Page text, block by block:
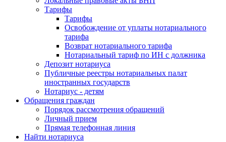
Тарифы
Тарифы
Освобождение от уплаты нотариального
тарифа
Возврат нотариального тарифа
Нотариальный тариф по ИН с должника
Депозит нотариуса
Публичные реестры нотариальных палат
иностранных государств
Нотариус - детям
Обращения граждан
Порядок рассмотрения обращений
Личный прием
Прямая телефонная линия
Найти нотариуса